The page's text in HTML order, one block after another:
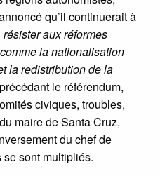
qu’il continuerait à
résister aux réformes
la nationalisation
la redistribution de la
le référendum,
civiques, troubles,
maire de Santa Cruz,
du chef de
se sont multipliés.